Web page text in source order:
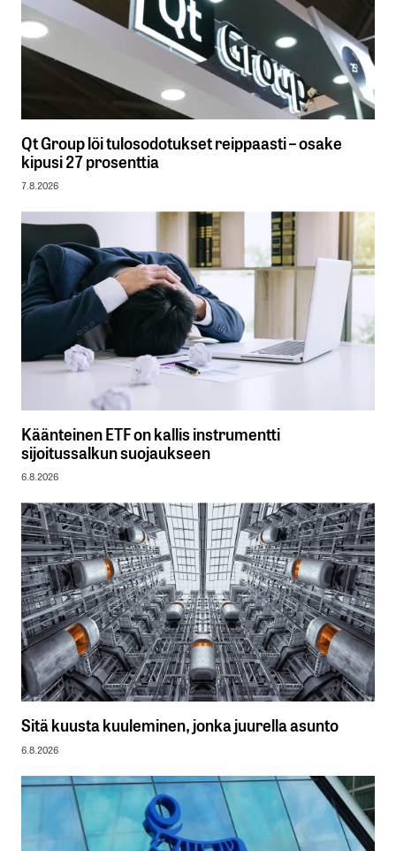
Qt Group löi tulosodotukset reippaasti – osake
kipusi 27 prosenttia
7.8.2026
Käänteinen ETF on kallis instrumentti
sijoitussalkun suojaukseen
6.8.2026
Sitä kuusta kuuleminen, jonka juurella asunto
6.8.2026